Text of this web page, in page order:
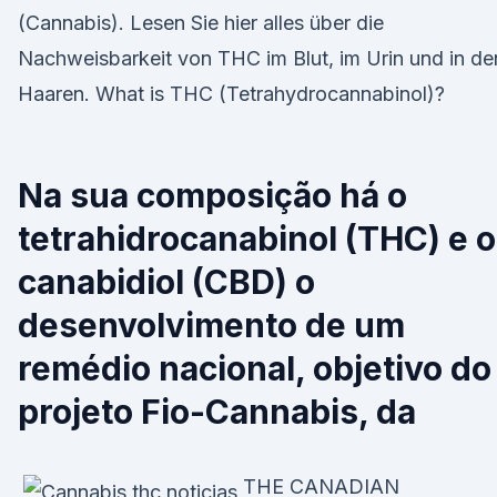
(Cannabis). Lesen Sie hier alles über die
Nachweisbarkeit von THC im Blut, im Urin und in
Haaren. What is THC (Tetrahydrocannabinol)?
Na sua composição há o
tetrahidrocanabinol (THC) e o
canabidiol (CBD) o
desenvolvimento de um
remédio nacional, objetivo do
projeto Fio-Cannabis, da
THE CANADIAN